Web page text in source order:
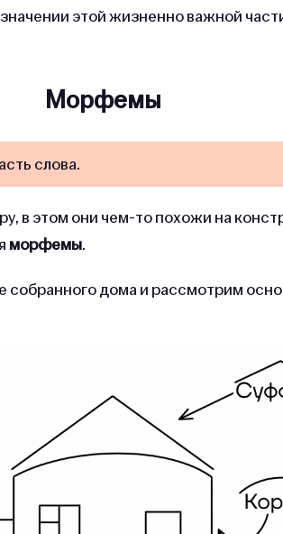
этой жизненно важной
Морфемы
слова.
в этом они чем-то похожи на
морфемы.
собранного дома и рассмотрим